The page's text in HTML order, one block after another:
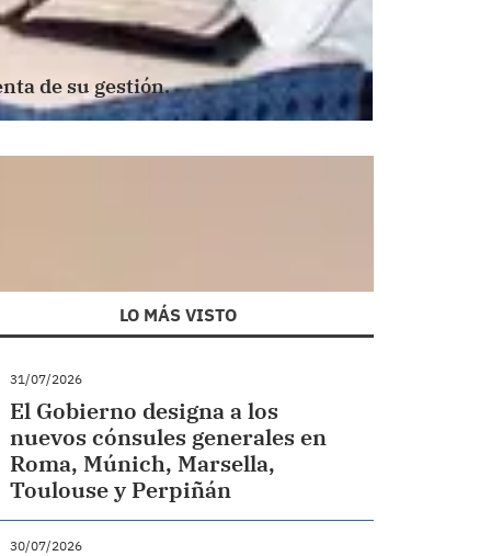
de su gestión.
LO MÁS VISTO
31/07/2026
El Gobierno designa a los
nuevos cónsules generales en
Roma, Múnich, Marsella,
Toulouse y Perpiñán
30/07/2026